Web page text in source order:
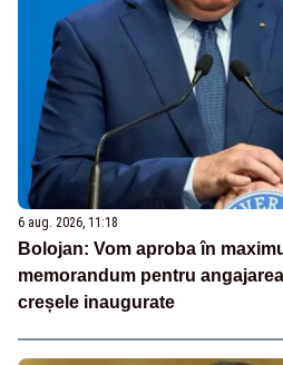
6 aug. 2026, 11:18
Bolojan: Vom aproba în
memorandum pentru
creșele inaugurate